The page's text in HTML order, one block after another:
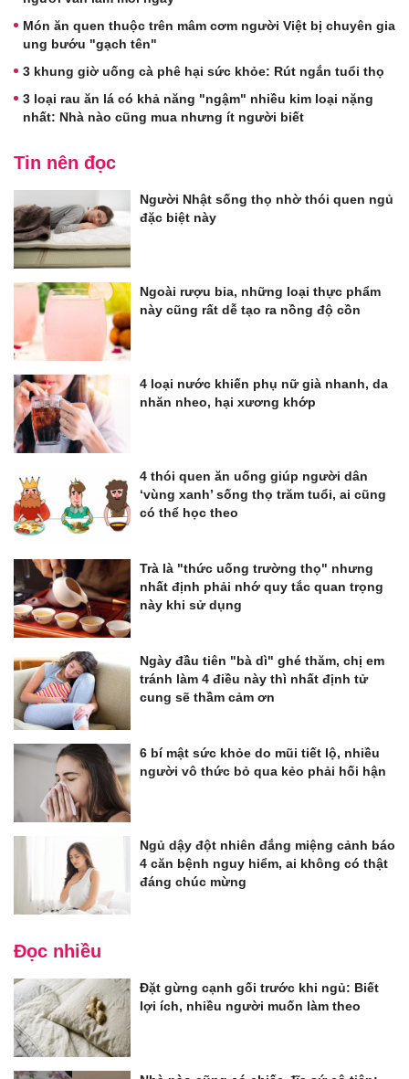
Món ăn quen thuộc trên mâm cơm người Việt bị chuyên gia
ung bướu "gạch tên"
3 khung giờ uống cà phê hại sức khỏe: Rút ngắn tuổi thọ
3 loại rau ăn lá có khả năng "ngậm" nhiều kim loại nặng
nhất: Nhà nào cũng mua nhưng ít người biết
Tin nên đọc
Người Nhật sống thọ nhờ thói quen ngủ
đặc biệt này
Ngoài rượu bia, những loại thực phẩm
này cũng rất dễ tạo ra nồng độ cồn
4 loại nước khiến phụ nữ già nhanh, da
nhăn nheo, hại xương khớp
4 thói quen ăn uống giúp người dân
‘vùng xanh’ sống thọ trăm tuổi, ai cũng
có thể học theo
Trà là "thức uống trường thọ" nhưng
nhất định phải nhớ quy tắc quan trọng
này khi sử dụng
Ngày đầu tiên "bà dì" ghé thăm, chị em
tránh làm 4 điều này thì nhất định tử
cung sẽ thầm cảm ơn
6 bí mật sức khỏe do mũi tiết lộ, nhiều
người vô thức bỏ qua kẻo phải hối hận
Ngủ dậy đột nhiên đắng miệng cảnh báo
4 căn bệnh nguy hiểm, ai không có thật
đáng chúc mừng
Đọc nhiều
Đặt gừng cạnh gối trước khi ngủ: Biết
lợi ích, nhiều người muốn làm theo